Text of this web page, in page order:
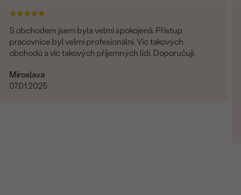
S obchodem jsem byla velmi spokojená. Přístup
pracovnice byl velmi profesionální. Víc takových
obchodů a víc takových příjemných lidí. Doporučuji.
Miroslava
07.01.2025